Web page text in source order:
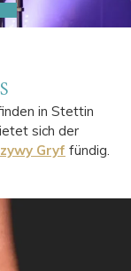
in Stettin
sich der
Gryf fündig.